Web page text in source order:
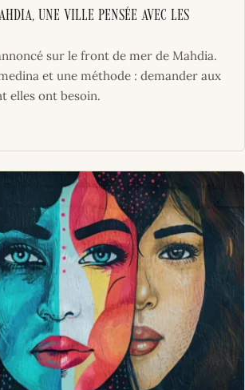
une ville pensée avec les
sur le front de mer de Mahdia.
et une méthode : demander aux
elles ont besoin.